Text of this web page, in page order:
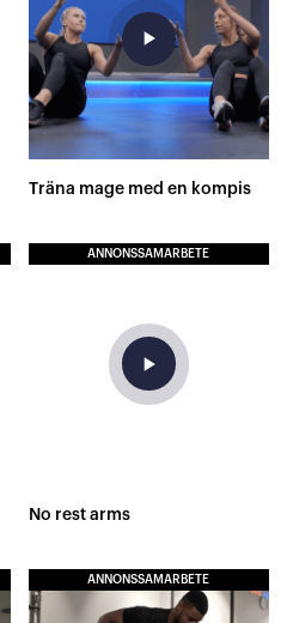
play_arrow
Träna mage med en kompis
ANNONSSAMARBETE
play_arrow
No rest arms
ANNONSSAMARBETE